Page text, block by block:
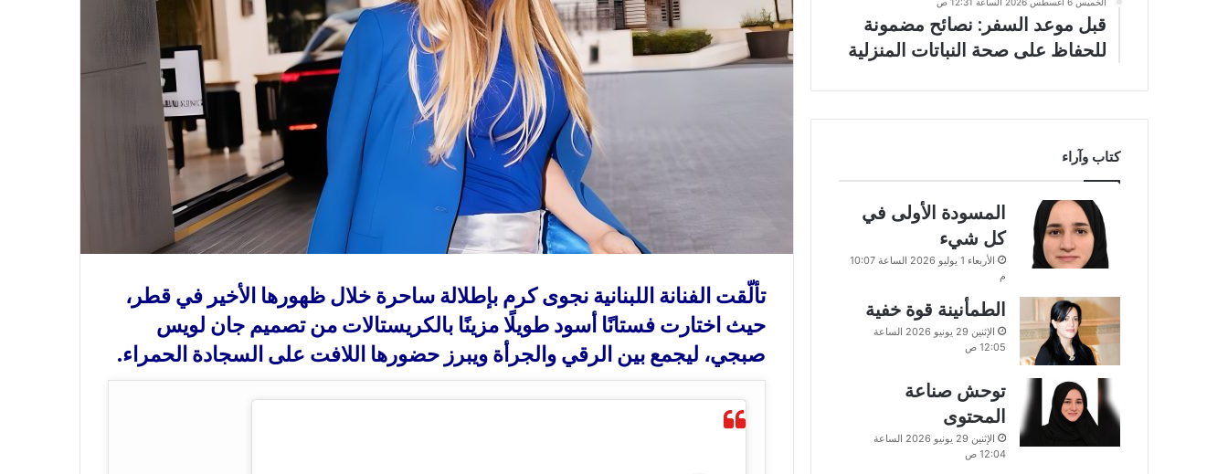
و
ن
ي
ا
تألّقت الفنانة اللبنانية نجوى كرم بإطلالة ساحرة خلال ظهورها الأخير في قطر،
حيث اختارت فستانًا أسود طويلًا مزينًا بالكريستالات من تصميم جان لويس
صبجي، ليجمع بين الرقي والجرأة ويبرز حضورها اللافت على السجادة الحمراء.
قبل موعد السفر: نصائح مضمونة
للحفاظ على صحة النباتات المنزلية
كتاب وآراء
المسودة الأولى في
كل شيء
الأربعاء 1 يوليو 2026 الساعة 10:07
م
الطمأنينة قوة خفية
الإثنين 29 يونيو 2026 الساعة
12:05 ص
توحش صناعة
المحتوى
الإثنين 29 يونيو 2026 الساعة
12:04 ص